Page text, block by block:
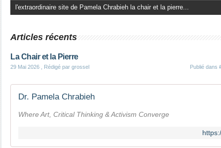
le cercle est aujourd'hui géré par Aurélie Magnoni, artiste-peintre Le...
Articles récents
La Chair et la Pierre
29 Mai 2026 , Rédigé par grossel Publié dans
Dr. Pamela Chrabieh
Where Art, Critical Thinking & Activism Converge